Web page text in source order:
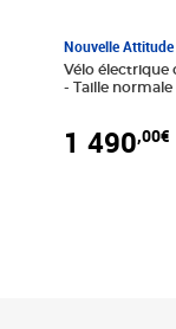
Nouvelle Attitude
Vélo électrique
- Taille
1 490,00€